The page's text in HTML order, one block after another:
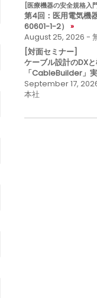
[医療機器の安全規格入
第4回：医用電気機
60601-1-2）
August 25, 2026 -
[対面セミナー]
ケーブル設計のDX
「CableBuilder」
September 17,
本社